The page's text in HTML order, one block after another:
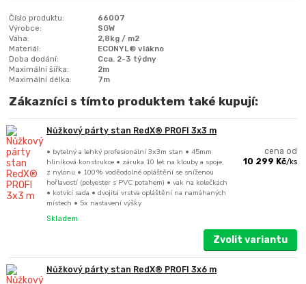
Číslo produktu:
66007
Výrobce:
SGW
Váha:
2,8kg / m2
Materiál:
ECONYL® vlákno
Doba dodání:
Cca. 2-3 týdny
Maximální šířka:
2m
Maximální délka:
7m
Zákazníci s tímto produktem také kupují:
Nůžkový párty stan RedX® PROFI 3x3 m
• bytelný a lehký profesionální 3x3m stan • 45mm
hliníková konstrukce • záruka 10 let na klouby a spoje
z nylonu • 100% voděodolné opláštění se sníženou
hořlavostí (polyester s PVC potahem) • vak na kolečkách
• kotvící sada • dvojitá vrstva opláštění na namáhaných
místech • 5x nastavení výšky
cena od
10 299 Kč/ks
Skladem
Zvolit variantu
Nůžkový párty stan RedX® PROFI 3x6 m